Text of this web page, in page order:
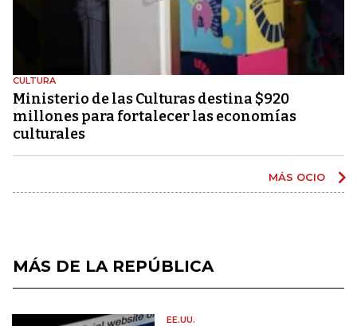
CULTURA
Ministerio de las Culturas destina $920
millones para fortalecer las economías
culturales
MÁS OCIO
MÁS DE LA REPÚBLICA
EE.UU.